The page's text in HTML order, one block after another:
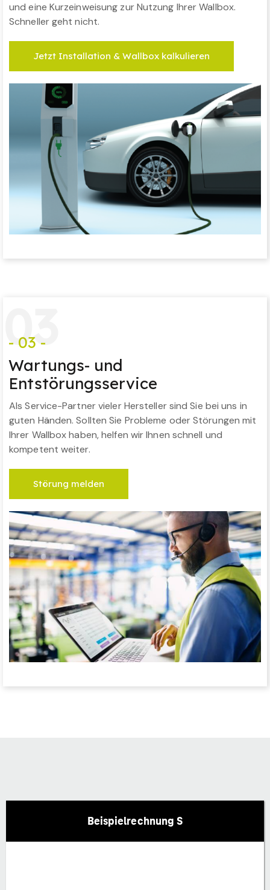
und eine Kurzeinweisung zur Nutzung Ihrer Wallbox.
Schneller geht nicht.
Jetzt Installation & Wallbox kalkulieren
03
- 03 -
Wartungs- und
Entstörungsservice
Als Service-Partner vieler Hersteller sind Sie bei uns in
guten Händen. Sollten Sie Probleme oder Störungen mit
Ihrer Wallbox haben, helfen wir Ihnen schnell und
kompetent weiter.
Störung melden
Beispielrechnung S